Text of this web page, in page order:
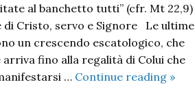
al banchetto tutti” (cfr. Mt 22,9)
di Cristo, servo e Signore Le ultime
un crescendo escatologico, che
arriva fino alla regalità di Colui che
… Continue reading XXIX
»